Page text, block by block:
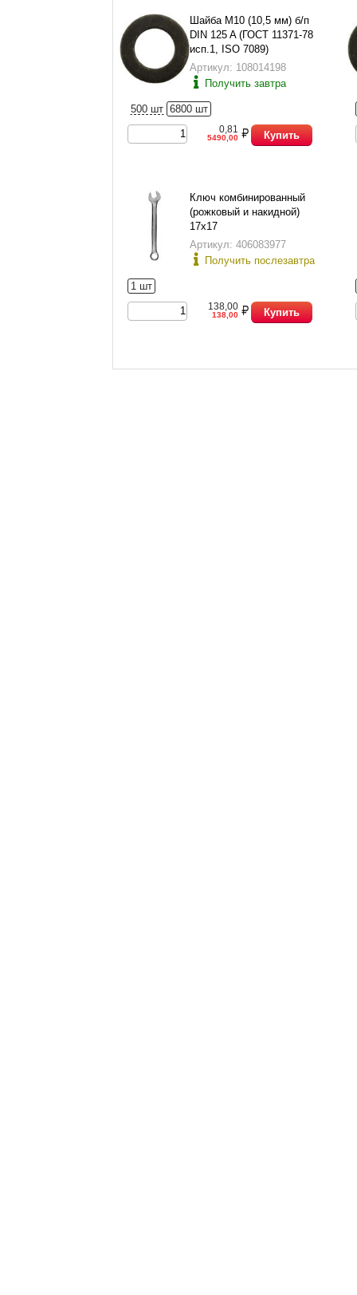
Шайба М10 (10,5 мм) б/п
DIN 125 A (ГОСТ 11371-78
исп.1, ISO 7089)
Артикул: 108014198
Получить завтра
500 шт 6800 шт
0,81
5490,00 Купить
Ключ комбинированный
(рожковый и накидной)
17х17
Артикул: 406083977
Получить послезавтра
1 шт
138,00
138,00 Купить